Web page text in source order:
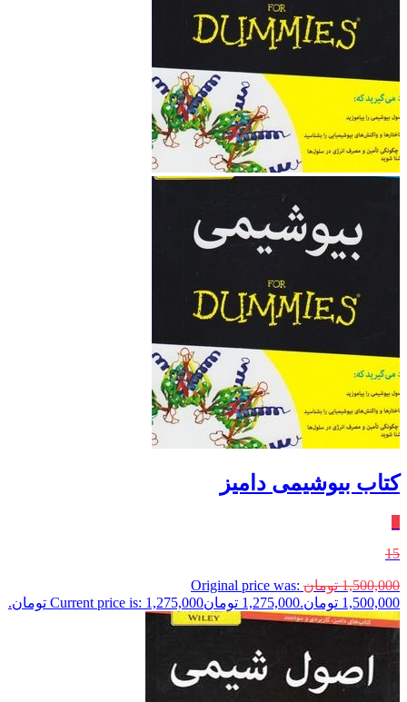
کتاب بیوشیمی دامیز
15
1,500,000 تومان Original price was:
1,500,000 تومان.
1,275,000 تومانCurrent price is: 1,275,000 تومان.